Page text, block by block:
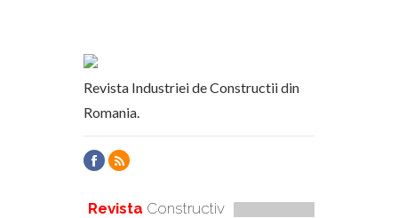
Revista Industriei de Constructii din
Romania.
Revista Constructiv